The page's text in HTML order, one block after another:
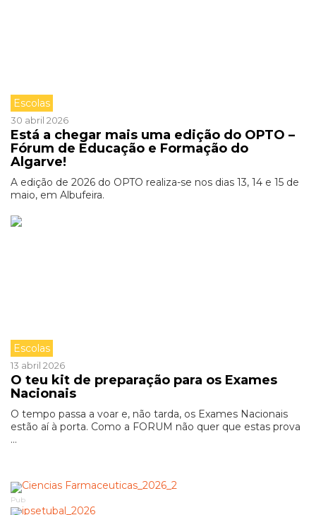
Escolas
30 abril 2026
Está a chegar mais uma edição do OPTO –
Fórum de Educação e Formação do
Algarve!
A edição de 2026 do OPTO realiza-se nos dias 13, 14 e 15 de
maio, em Albufeira.
Escolas
13 abril 2026
O teu kit de preparação para os Exames
Nacionais
O tempo passa a voar e, não tarda, os Exames Nacionais
estão aí à porta. Como a FORUM não quer que estas prova
...
Pub